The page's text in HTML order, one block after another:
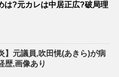
は?元カレは中居正広?破局理
】元議員,吹田愰(あきら)が病
歴,画像あり